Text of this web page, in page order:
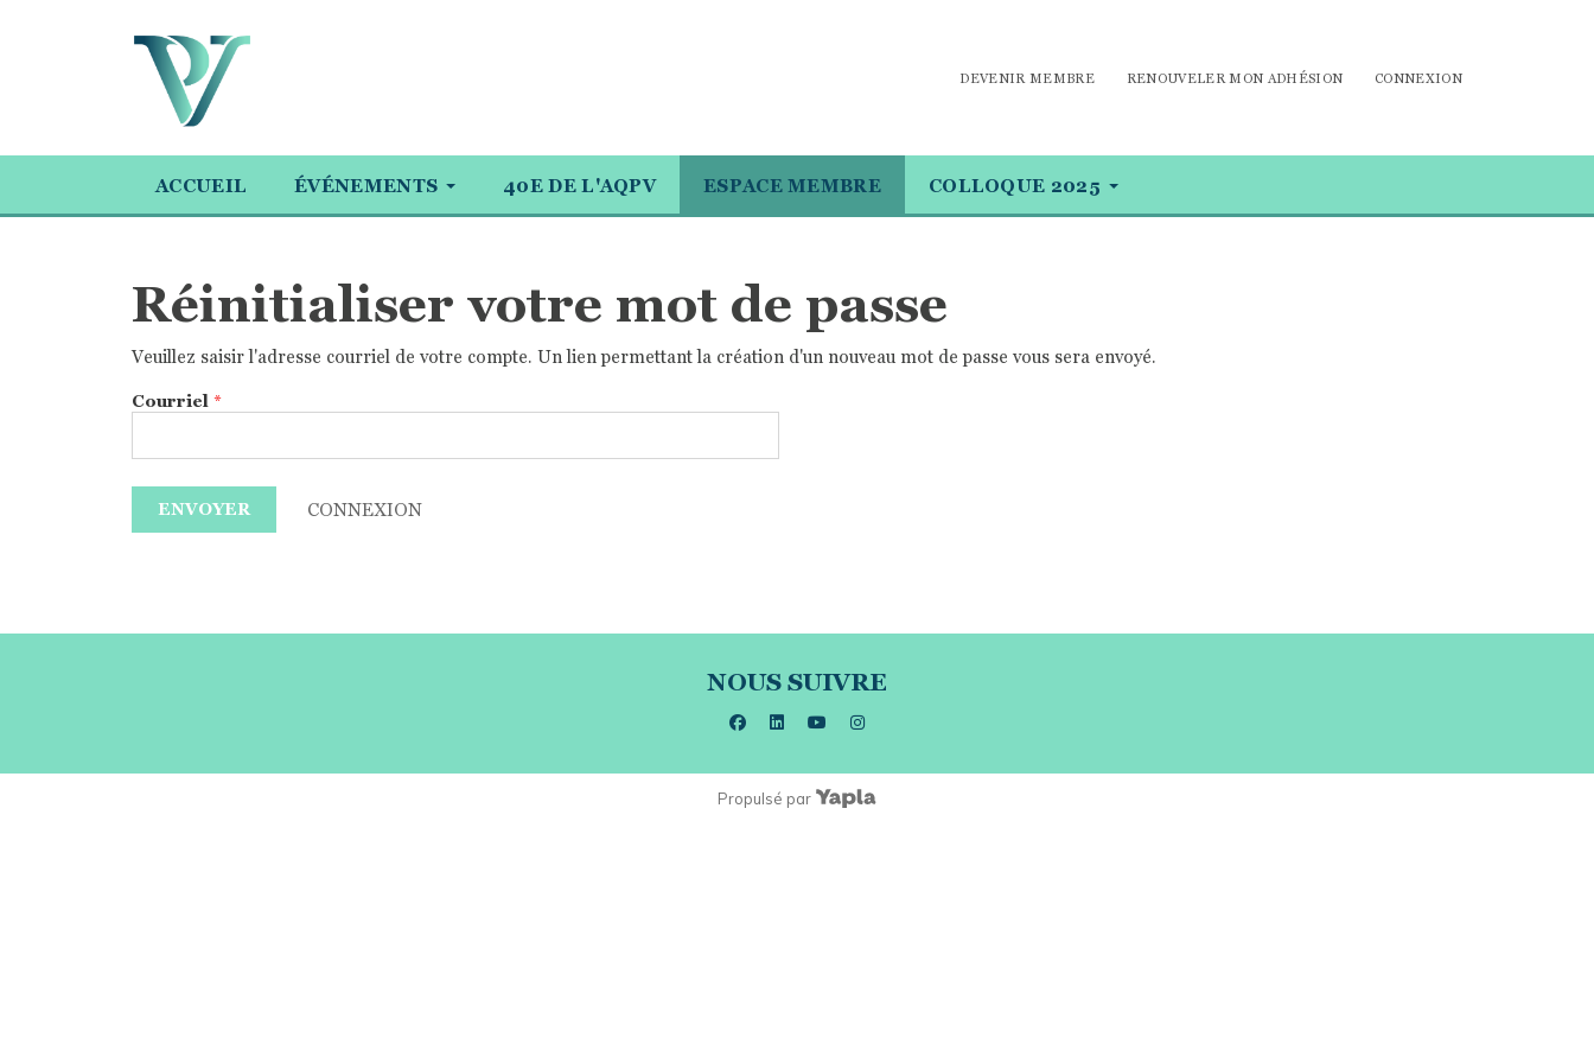
DEVENIR MEMBRE RENOUVELER MON ADHÉSION CONNEXION
ACCUEIL ÉVÉNEMENTS 40E DE L'AQPV ESPACE MEMBRE COLLOQUE 2025
Réinitialiser votre mot de passe
Veuillez saisir l'adresse courriel de votre compte. Un lien permettant la création d'un nouveau mot de passe vous sera envoyé.
Courriel *
CONNEXION
NOUS SUIVRE
facebooklinkedin youtubeinstagram
Propulsé par